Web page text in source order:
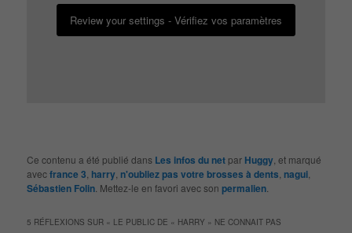
Review your settings - Vérifiez vos paramètres
Ce contenu a été publié dans Les infos du net par Huggy , et marqué
avecfrance 3 harry n'oubliez pas votre brosses à dents nagui
Sébastien Folin . Mettez-le en favori avec sonpermalien
5 RÉFLEXIONS SUR « LE PUBLIC DE « HARRY » NE CONNAIT PAS